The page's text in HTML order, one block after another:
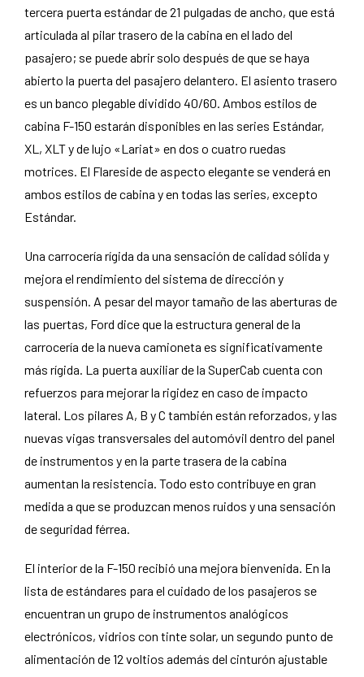
tercera puerta estándar de 21 pulgadas de ancho, que está
articulada al pilar trasero de la cabina en el lado del
pasajero; se puede abrir solo después de que se haya
abierto la puerta del pasajero delantero. El asiento trasero
es un banco plegable dividido 40/60. Ambos estilos de
cabina F-150 estarán disponibles en las series Estándar,
XL, XLT y de lujo «Lariat» en dos o cuatro ruedas
motrices. El Flareside de aspecto elegante se venderá en
ambos estilos de cabina y en todas las series, excepto
Estándar.
Una carrocería rígida da una sensación de calidad sólida y
mejora el rendimiento del sistema de dirección y
suspensión. A pesar del mayor tamaño de las aberturas de
las puertas, Ford dice que la estructura general de la
carrocería de la nueva camioneta es significativamente
más rígida. La puerta auxiliar de la SuperCab cuenta con
refuerzos para mejorar la rigidez en caso de impacto
lateral. Los pilares A, B y C también están reforzados, y las
nuevas vigas transversales del automóvil dentro del panel
de instrumentos y en la parte trasera de la cabina
aumentan la resistencia. Todo esto contribuye en gran
medida a que se produzcan menos ruidos y una sensación
de seguridad férrea.
El interior de la F-150 recibió una mejora bienvenida. En la
lista de estándares para el cuidado de los pasajeros se
encuentran un grupo de instrumentos analógicos
electrónicos, vidrios con tinte solar, un segundo punto de
alimentación de 12 voltios además del cinturón ajustable